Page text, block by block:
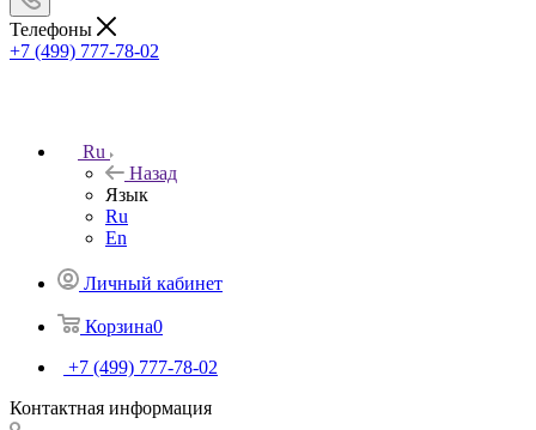
Телефоны
+7 (499) 777-78-02
Ru
Назад
Язык
Ru
En
Личный кабинет
Корзина0
+7 (499) 777-78-02
Контактная информация